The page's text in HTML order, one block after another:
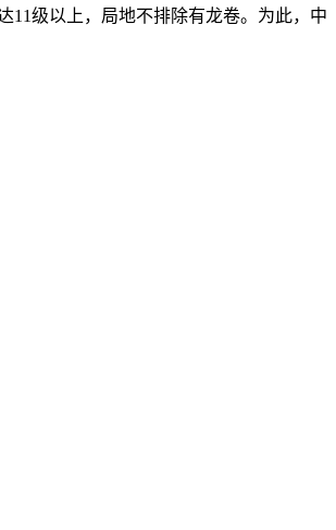
11级以上，局地不排除有龙卷。为此，中